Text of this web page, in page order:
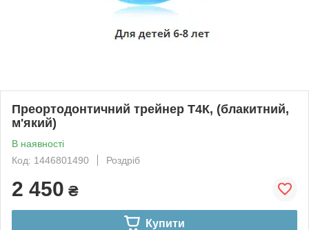
Преортодонтичний трейнер Т4К, (блакитний,
м'який)
В наявності
Код: 1446801490
Роздріб
2 450 ₴
Купити